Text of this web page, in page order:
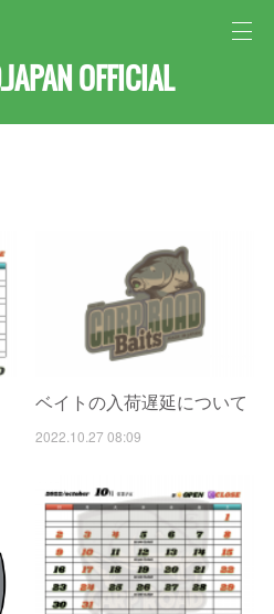
OFFICIAL
ベイトの入荷遅延について
2022.10.27 08:09